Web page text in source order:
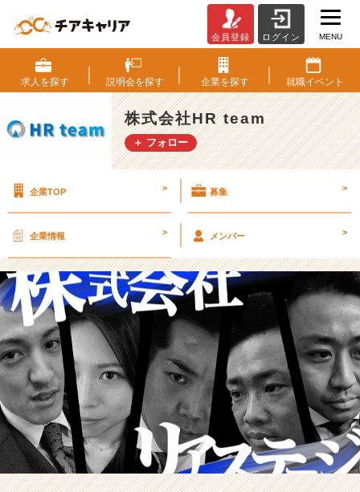
え
～
笑
【株
式
会
t
m
の
タ
イ
ム
ラ
ン】
|
ベ
ン
チ
ャ
会員登録 ログイン MENU
求人を探す 説明会を探す 企業を探す 就職イベント
株式会社HR team
＋ フォロー
企業TOP > 募集 >
企業情報 > メンバー >